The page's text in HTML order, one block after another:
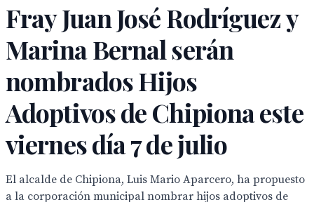
Fray Juan José Rodríguez y
Marina Bernal serán
nombrados Hijos
Adoptivos de Chipiona este
viernes día 7 de julio
El alcalde de Chipiona, Luis Mario Aparcero, ha propuesto
a la corporación municipal nombrar hijos adoptivos de